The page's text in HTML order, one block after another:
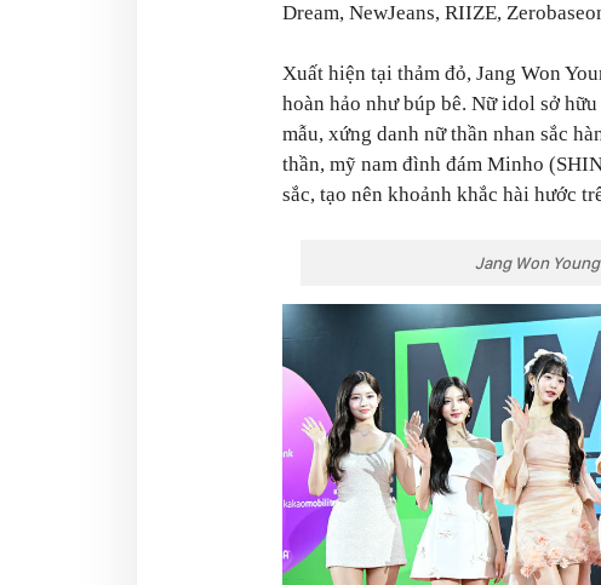
Dream, NewJeans, RIIZE,
Xuất hiện tại thảm đỏ, Jang Won
hoàn hảo như búp bê. Nữ idol sở
mẫu, xứng danh nữ thần nhan sắc
thần, mỹ nam đình đám Minho
sắc, tạo nên khoảnh khắc hài hước
Jang Won